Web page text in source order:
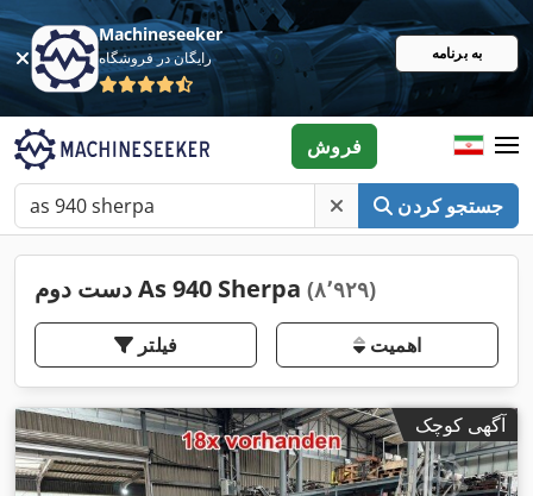
Machineseeker
رایگان در فروشگاه به برنامه
جستجو کردن
فروش
دست دوم As 940 Sherpa (۸٬۹۲۹)
فیلتر اهمیت
آگهی کوچک